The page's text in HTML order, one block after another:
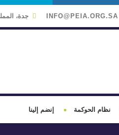
INFO@PEIA.ORG.SA جدة،
نظام الحوكمة إنضم إلينا